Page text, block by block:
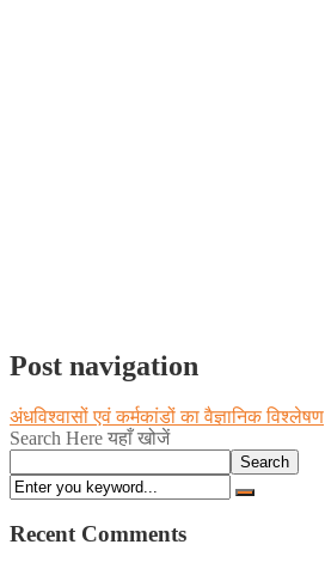
Post navigation
अंधविश्वासों एवं कर्मकांडों का वैज्ञानिक विश्लेषण
Search Here यहाँ खोजें
Search
Recent Comments